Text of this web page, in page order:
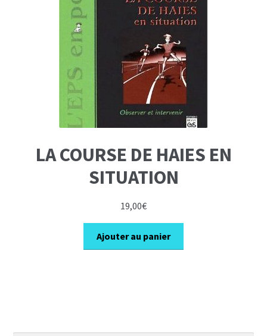
LA COURSE DE HAIES EN
SITUATION
19,00€
Ajouter au panier